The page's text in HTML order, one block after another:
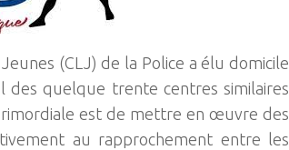
(CLJ) de la Police a élu domicile
des quelque trente centres similaires
est de mettre en œuvre des
au rapprochement entre les